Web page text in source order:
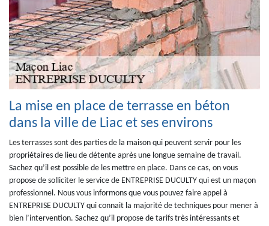
La mise en place de terrasse en béton
dans la ville de Liac et ses environs
Les terrasses sont des parties de la maison qui peuvent servir pour les
propriétaires de lieu de détente après une longue semaine de travail.
Sachez qu’il est possible de les mettre en place. Dans ce cas, on vous
propose de solliciter le service de ENTREPRISE DUCULTY qui est un maçon
professionnel. Nous vous informons que vous pouvez faire appel à
ENTREPRISE DUCULTY qui connait la majorité de techniques pour mener à
bien l’intervention. Sachez qu’il propose de tarifs très intéressants et